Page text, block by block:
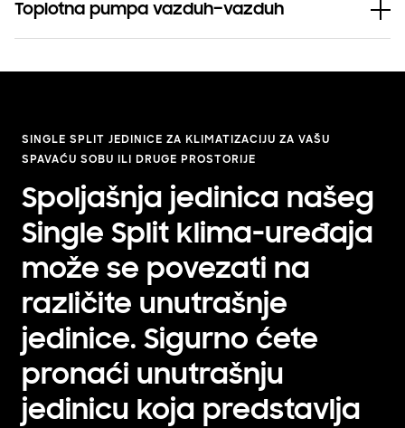
Toplotna pumpa vazduh–vazduh
SINGLE SPLIT JEDINICE ZA KLIMATIZACIJU ZA VAŠU
SPAVAĆU SOBU ILI DRUGE PROSTORIJE
Spoljašnja jedinica našeg
Single Split klima-uređaja
može se povezati na
različite unutrašnje
jedinice. Sigurno ćete
pronaći unutrašnju
jedinicu koja predstavlja